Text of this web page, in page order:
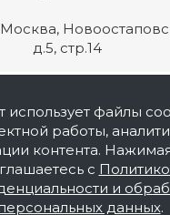
д.5, стр.14
Баустов.
лакокрасочной
продажа
объектов
использует файлы
работы,
контента.
с
и
данных.